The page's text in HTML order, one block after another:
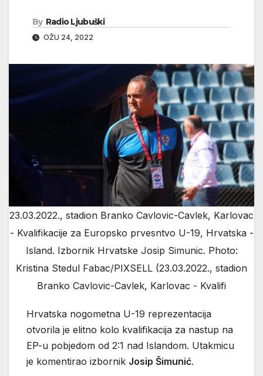
By Radio Ljubuški
OŽU 24, 2022
23.03.2022., stadion Branko Cavlovic-Cavlek, Karlovac
- Kvalifikacije za Europsko prvesntvo U-19, Hrvatska -
Island. Izbornik Hrvatske Josip Simunic. Photo:
Kristina Stedul Fabac/PIXSELL (23.03.2022., stadion
Branko Cavlovic-Cavlek, Karlovac - Kvalifi
Hrvatska nogometna U-19 reprezentacija
otvorila je elitno kolo kvalifikacija za nastup na
EP-u pobjedom od 2:1 nad Islandom. Utakmicu
je komentirao izbornik Josip Šimunić.